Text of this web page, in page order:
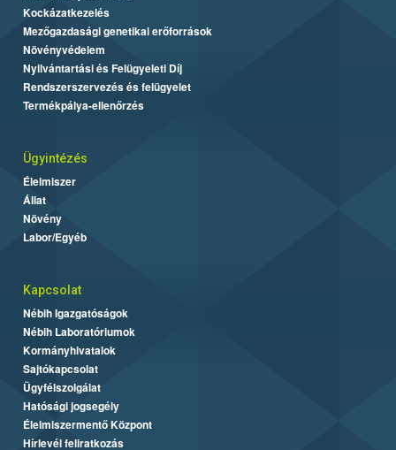
Kockázatkezelés
Mezőgazdasági genetikai erőforrások
Növényvédelem
Nyilvántartási és Felügyeleti Díj
Rendszerszervezés és felügyelet
Termékpálya-ellenőrzés
Ügyintézés
Élelmiszer
Állat
Növény
Labor/Egyéb
Kapcsolat
Nébih Igazgatóságok
Nébih Laboratóriumok
Kormányhivatalok
Sajtókapcsolat
Ügyfélszolgálat
Hatósági jogsegély
Élelmiszermentő Központ
Hírlevél feliratkozás